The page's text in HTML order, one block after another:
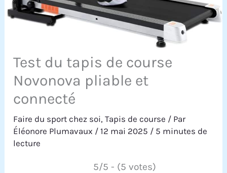
Test du tapis de course
Novonova pliable et
connecté
Faire du sport chez soi,Tapis de course / Par
Éléonore Plumavaux /12 mai 2025 / 5 minutes de
lecture
5/5 - (5 votes)